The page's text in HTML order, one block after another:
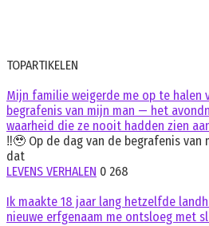
TOPARTIKELEN
Mijn familie weigerde me op te halen
begrafenis van mijn man — het
waarheid die ze nooit hadden zien
‼️🥹 Op de dag van de begrafenis
dat
LEVENS VERHALEN 0 268
Ik maakte 18 jaar lang hetzelfde
nieuwe erfgenaam me ontsloeg met